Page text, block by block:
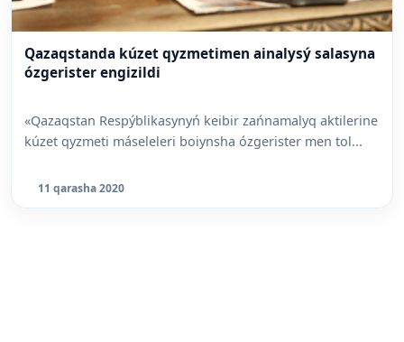
Qazaqstanda kúzet qyzmetimen ainalysý salasyna
ózgerister engizildi
«Qazaqstan Respýblikasynyń keibir zańnamalyq aktilerine
kúzet qyzmeti máseleleri boiynsha ózgerister men tol...
11 qarasha 2020